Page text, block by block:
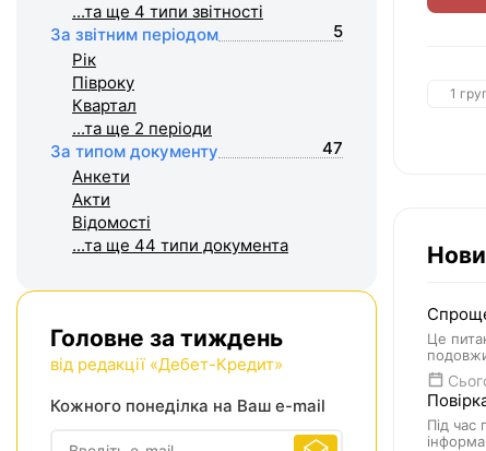
1
Це
Під час
...та ще 4 типи звітності
За звітним періодом
5
Рік
Півроку
Квартал
...та ще 2 періоди
За типом документу
47
Анкети
Акти
Відомості
...та ще 44 типи документа
Головне за тиждень
від редакції «Дебет-Кредит»
Кожного понеділка на Ваш e-mail